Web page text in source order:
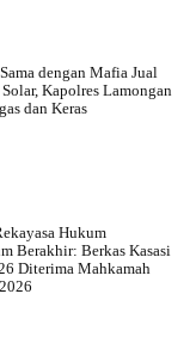
dengan Mafia Jual
Kapolres Lamongan
dan Keras
Hukum
Berakhir: Berkas Kasasi
Diterima Mahkamah